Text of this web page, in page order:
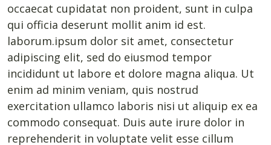
occaecat cupidatat non proident, sunt in culpa
qui officia deserunt mollit anim id est.
laborum.ipsum dolor sit amet, consectetur
adipiscing elit, sed do eiusmod tempor
incididunt ut labore et dolore magna aliqua. Ut
enim ad minim veniam, quis nostrud
exercitation ullamco laboris nisi ut aliquip ex ea
commodo consequat. Duis aute irure dolor in
reprehenderit in voluptate velit esse cillum